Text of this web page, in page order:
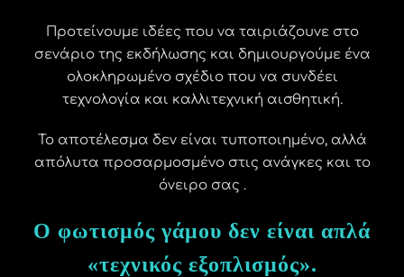
Προτείνουμε ιδέες που να ταιριάζουνε στο
σενάριο της εκδήλωσης και δημιουργούμε ένα
ολοκληρωμένο σχέδιο που να συνδέει
τεχνολογία και καλλιτεχνική αισθητική.
Το αποτέλεσμα δεν είναι τυποποιημένο, αλλά
απόλυτα προσαρμοσμένο στις ανάγκες και το
όνειρο σας .
Ο φωτισμός γάμου δεν είναι απλά
«τεχνικός εξοπλισμός».